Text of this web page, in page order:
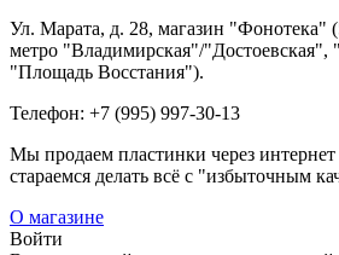
Ул. Марата, д. 28, магазин "Фонотека"
метро "Владимирская"/"Достоевская",
"Площадь Восстания").
Телефон: +7 (995) 997-30-13
Мы продаем пластинки через интернет
стараемся делать всё с "избыточным
О магазине
Войти